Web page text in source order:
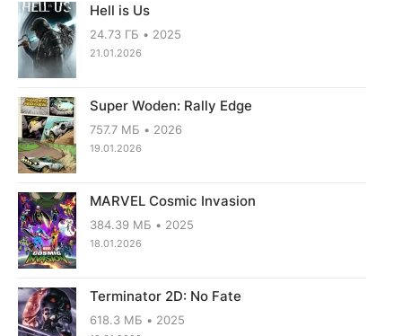
Hell is Us
24.73 ГБ 2025
21.01.2026
Super Woden: Rally Edge
757.7 МБ 2026
19.01.2026
MARVEL Cosmic Invasion
384.39 МБ 2025
18.01.2026
Terminator 2D: No Fate
618.3 МБ 2025